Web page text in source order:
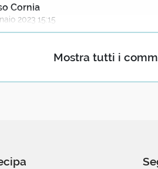
Mostra tutti i
Cornia
2023 15:15